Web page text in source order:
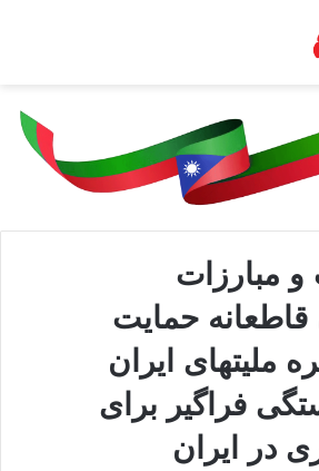
و مبارزات
حمایت
ملیتهای ایران
فراگیر برای
در ایران